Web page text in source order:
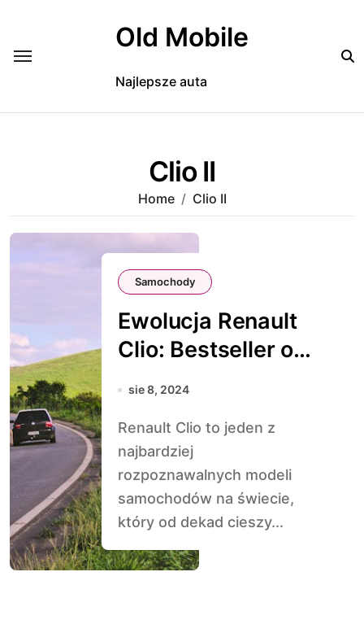
Old Mobile
Najlepsze auta
Clio II
Home Clio II
Samochody
Ewolucja Renault
Clio: Bestseller od
Dekad
sie 8, 2024
Renault Clio to jeden z
najbardziej
rozpoznawalnych modeli
samochodów na świecie,
który od dekad cieszy...